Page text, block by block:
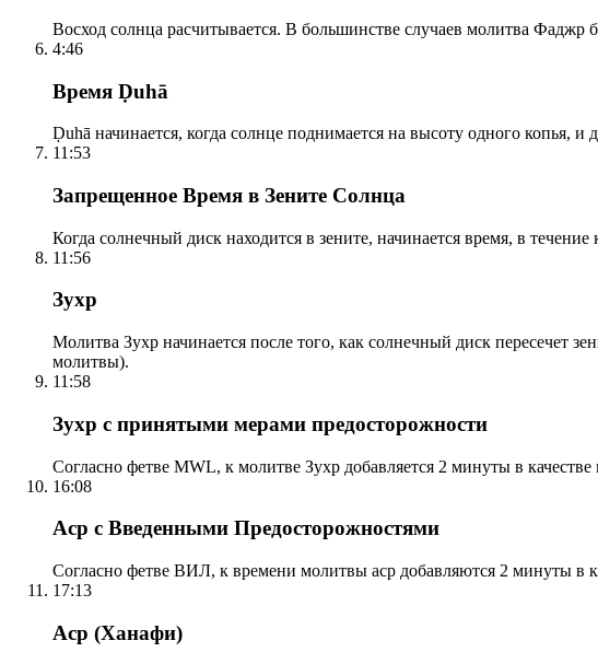
Восход солнца расчитывается. В большинстве случаев молитва
4:46
Время Ḍuhā
Ḍuhā начинается, когда солнце поднимается на высоту одного копья,
11:53
Запрещенное Время в Зените Солнца
Когда солнечный диск находится в зените, начинается время, в
11:56
Зухр
Молитва Зухр начинается после того, как солнечный диск пересечет
молитвы).
11:58
Зухр с принятыми мерами предосторожности
Согласно фетве MWL, к молитве Зухр добавляется 2 минуты в
16:08
Аср с Введенными Предосторожностями
Согласно фетве ВИЛ, к времени молитвы аср добавляются 2 минуты в
17:13
Аср (Ханафи)